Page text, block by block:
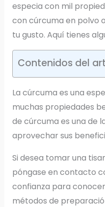
especia con mil
con cúrcuma en polvo
tu gusto. Aquí tienes
Contenidos del
La cúrcuma es una
muchas propiedades
de cúrcuma es una de
aprovechar sus
Si desea tomar una
póngase en contacto
confianza para
métodos de